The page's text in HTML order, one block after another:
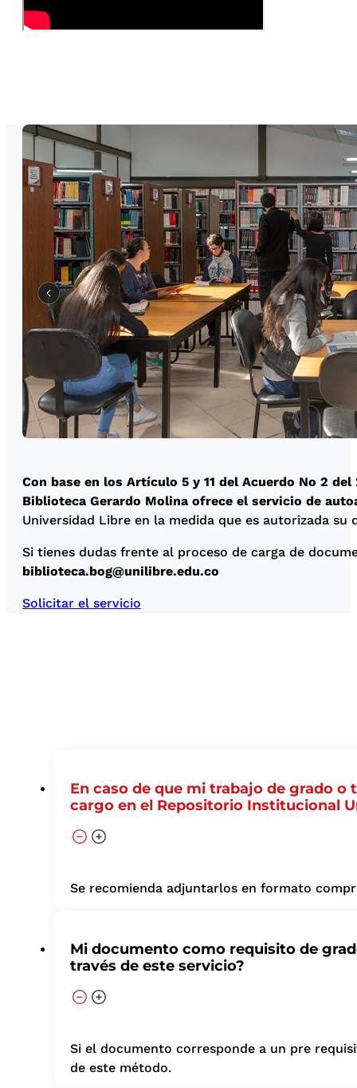
Con base en los Artículo 5 y 11 del Acuerdo No 2 del
Biblioteca Gerardo Molina ofrece el servicio de
Universidad Libre en la medida que es autorizada
Si tienes dudas frente al proceso de carga de
biblioteca.bog@unilibre.edu.co
Solicitar el servicio
En caso de que mi trabajo de grado
cargo en el Repositorio Institucional
Se recomienda adjuntarlos en formato
Mi documento como requisito de
través de este servicio?
Si el documento corresponde a un pre
de este método.